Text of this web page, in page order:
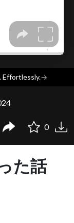
Effortlessly.→
0
た話